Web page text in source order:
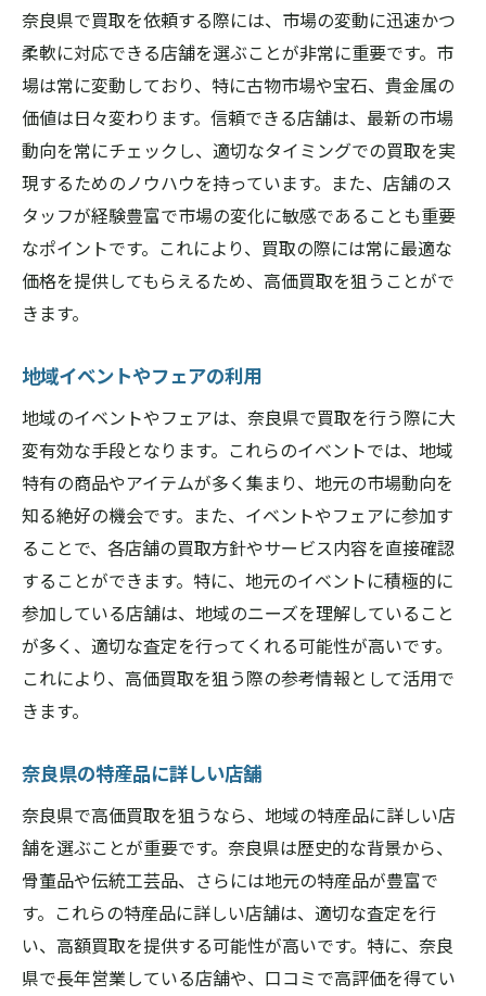
奈良県で買取を依頼する際には、市場の変動に迅速かつ
柔軟に対応できる店舗を選ぶことが非常に重要です。市
場は常に変動しており、特に古物市場や宝石、貴金属の
価値は日々変わります。信頼できる店舗は、最新の市場
動向を常にチェックし、適切なタイミングでの買取を実
現するためのノウハウを持っています。また、店舗のス
タッフが経験豊富で市場の変化に敏感であることも重要
なポイントです。これにより、買取の際には常に最適な
価格を提供してもらえるため、高価買取を狙うことがで
きます。
地域イベントやフェアの利用
地域のイベントやフェアは、奈良県で買取を行う際に大
変有効な手段となります。これらのイベントでは、地域
特有の商品やアイテムが多く集まり、地元の市場動向を
知る絶好の機会です。また、イベントやフェアに参加す
ることで、各店舗の買取方針やサービス内容を直接確認
することができます。特に、地元のイベントに積極的に
参加している店舗は、地域のニーズを理解していること
が多く、適切な査定を行ってくれる可能性が高いです。
これにより、高価買取を狙う際の参考情報として活用で
きます。
奈良県の特産品に詳しい店舗
奈良県で高価買取を狙うなら、地域の特産品に詳しい店
舗を選ぶことが重要です。奈良県は歴史的な背景から、
骨董品や伝統工芸品、さらには地元の特産品が豊富で
す。これらの特産品に詳しい店舗は、適切な査定を行
い、高額買取を提供する可能性が高いです。特に、奈良
県で長年営業している店舗や、口コミで高評価を得てい